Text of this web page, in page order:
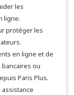
les
ligne.
protéger les
en ligne et de
ou
Paris Plus.